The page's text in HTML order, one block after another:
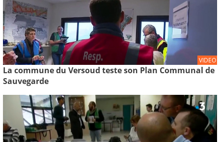
VIDEO
La commune du Versoud teste son Plan Communal de
Sauvegarde